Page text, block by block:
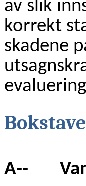
av slik
korrekt
skadene
A--